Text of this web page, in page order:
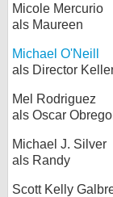
Micole Mercurio
als Maureen
Michael O'Neill
als Director
Mel Rodriguez
als Oscar
Michael J. Silver
als Randy
Scott Kelly